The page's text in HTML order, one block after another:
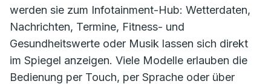
werden sie zum Infotainment-Hub: Wetterdaten,
Nachrichten, Termine, Fitness- und
Gesundheitswerte oder Musik lassen sich direkt
im Spiegel anzeigen. Viele Modelle erlauben die
Bedienung per Touch, per Sprache oder über